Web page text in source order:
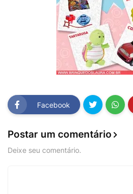
Facebook
Postar um comentário
Deixe seu comentário.